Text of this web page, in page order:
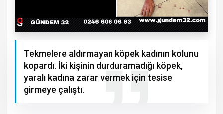
Tekmelere aldırmayan köpek kadının kolunu
kopardı. İki kişinin durduramadığı köpek,
yaralı kadına zarar vermek için tesise
girmeye çalıştı.